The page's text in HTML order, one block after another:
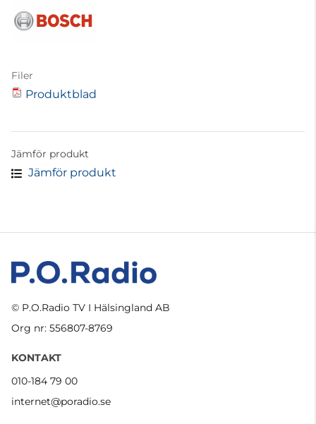
Filer
Produktblad
Jämför produkt
Jämför produkt
© P.O.Radio TV I Hälsingland AB
Org nr: 556807-8769
KONTAKT
010-184 79 00
internet@poradio.se